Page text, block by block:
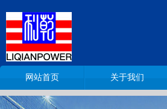
网站首页 关于我们